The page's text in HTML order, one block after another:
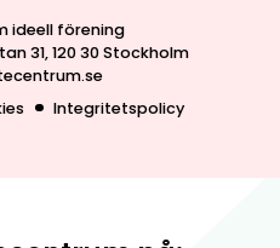
ideell förening
31, 120 30 Stockholm
Integritetspolicy